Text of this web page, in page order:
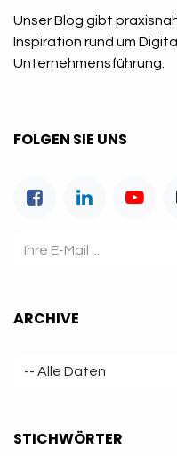
Unser Blog gibt
Inspiration rund um
Unternehmensführung.
FOLGEN SIE UNS
ARCHIVE
STICHWÖRTER